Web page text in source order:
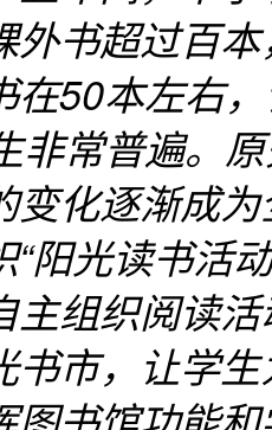
外书超过百
在50本左右
非常普遍。
变化逐渐成
“阳光读书活
主组织阅读
书市，让学